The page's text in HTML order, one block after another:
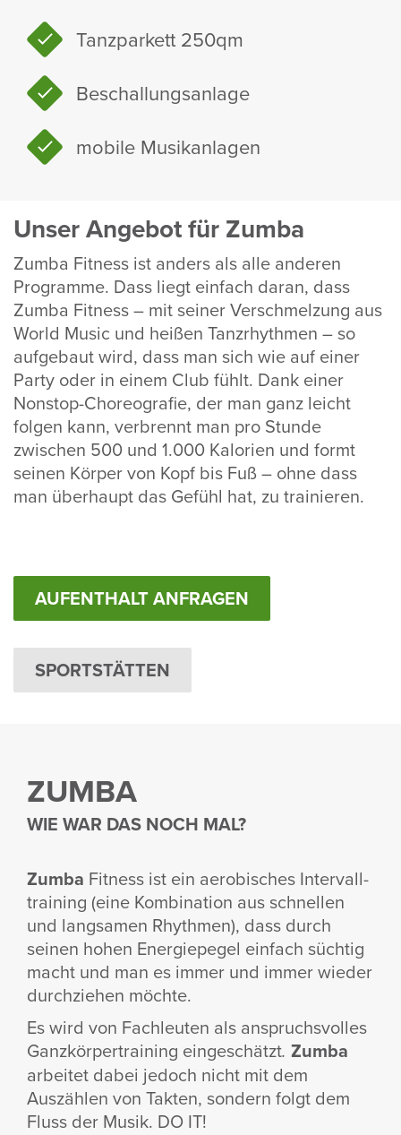
Tanz­par­kett 250qm
Beschal­lungs­an­lage
mobile Musik­an­lagen
Unser Angebot für Zumba
Zumba Fitness ist anders als alle anderen
Programme. Dass liegt einfach daran, dass
Zumba Fitness – mit seiner Verschmel­zung aus
World Music und heißen Tanz­rhythmen – so
aufge­baut wird, dass man sich wie auf einer
Party oder in einem Club fühlt. Dank einer
Nonstop-Choreo­grafie, der man ganz leicht
folgen kann, verbrennt man pro Stunde
zwischen 500 und 1.000 Kalo­rien und formt
seinen Körper von Kopf bis Fuß – ohne dass
man über­haupt das Gefühl hat, zu trai­nieren.
AUFENTHALT ANFRAGEN
SPORTSTÄTTEN
ZUMBA
WIE WAR DAS NOCH MAL?
Zumba Fitness ist ein aero­bi­sches Inter­vall­
trai­ning (eine Kombi­na­tion aus schnellen
und lang­samen Rhythmen), dass durch
seinen hohen Ener­gie­pegel einfach süchtig
macht und man es immer und immer wieder
durch­ziehen möchte.
Es wird von Fach­leuten als anspruchs­volles
Ganz­kör­per­trai­ning einge­schätzt. Zumba
arbeitet dabei jedoch nicht mit dem
Auszählen von Takten, sondern folgt dem
Fluss der Musik. DO IT!